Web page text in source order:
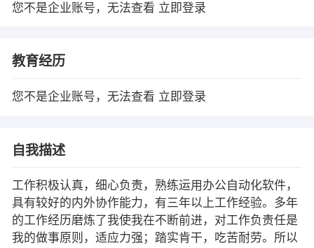
您不是企业账号，无法查看 立即登录
教育经历
您不是企业账号，无法查看 立即登录
自我描述
工作积极认真，细心负责，熟练运用办公自动化软件，
具有较好的内外协作能力，有三年以上工作经验。多年
的工作经历磨炼了我使我在不断前进，对工作负责任是
我的做事原则，适应力强；踏实肯干，吃苦耐劳。所以